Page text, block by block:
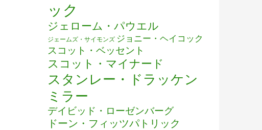
ック
ジェローム・パウエル
ジェームズ・サイモンズ ジョニー・ヘイコック
スコット・ベッセント
スコット・マイナード
スタンレー・ドラッケン
ミラー
デイビッド・ローゼンバーグ
ドーン・フィッツパトリック